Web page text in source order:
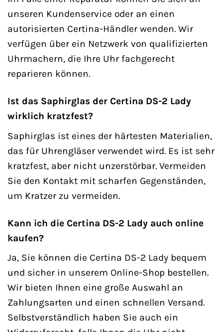
unseren Kundenservice oder an einen
autorisierten Certina-Händler wenden. Wir
verfügen über ein Netzwerk von qualifizierten
Uhrmachern, die Ihre Uhr fachgerecht
reparieren können.
Ist das Saphirglas der Certina DS-2 Lady
wirklich kratzfest?
Saphirglas ist eines der härtesten Materialien,
das für Uhrengläser verwendet wird. Es ist sehr
kratzfest, aber nicht unzerstörbar. Vermeiden
Sie den Kontakt mit scharfen Gegenständen,
um Kratzer zu vermeiden.
Kann ich die Certina DS-2 Lady auch online
kaufen?
Ja, Sie können die Certina DS-2 Lady bequem
und sicher in unserem Online-Shop bestellen.
Wir bieten Ihnen eine große Auswahl an
Zahlungsarten und einen schnellen Versand.
Selbstverständlich haben Sie auch ein